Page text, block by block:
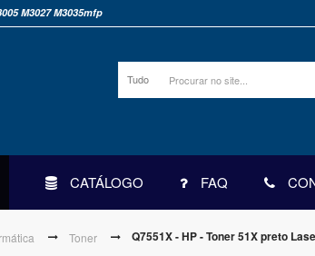
M3027 M3035mfp
Tudo
CATÁLOGO FAQ
Toner Q7551X - HP - Toner 51X preto